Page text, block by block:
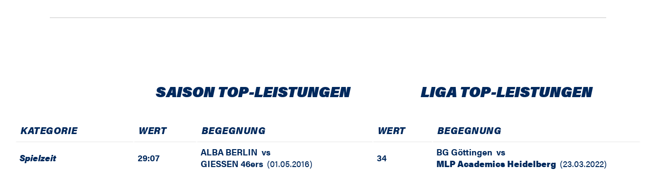
SAISON TOP-LEISTUNGEN LIGA TOP-LEISTUNGEN
KATEGORIE WERT BEGEGNUNG WERT BEGEGNUNG
Spielzeit 29:07 ALBA BERLIN vs
GIESSEN 46ers (01.05.2016) 34 BG Göttingen vs
MLP Academics Heidelberg (23.03.2022)